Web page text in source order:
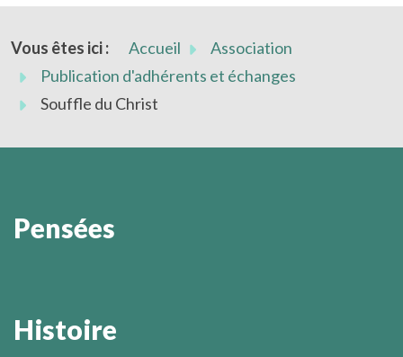
Vous êtes ici : Accueil
Association
Publication d'adhérents et échanges
Souffle du Christ
Pensées
Marcel Légaut
Histoire